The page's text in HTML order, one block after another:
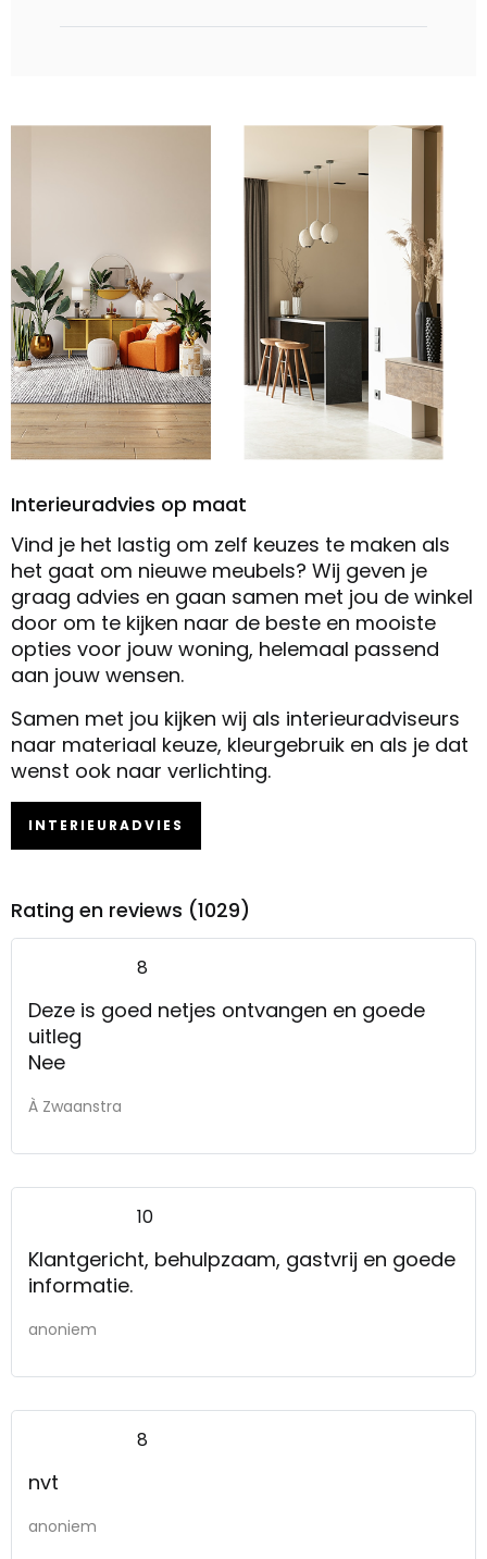
Interieuradvies op maat
Vind je het lastig om zelf keuzes te maken als
het gaat om nieuwe meubels? Wij geven je
graag advies en gaan samen met jou de winkel
door om te kijken naar de beste en mooiste
opties voor jouw woning, helemaal passend
aan jouw wensen.
Samen met jou kijken wij als interieuradviseurs
naar materiaal keuze, kleurgebruik en als je dat
wenst ook naar verlichting.
INTERIEURADVIES
Rating en reviews (1029)
8
Deze is goed netjes ontvangen en goede
uitleg
Nee
À Zwaanstra
10
Klantgericht, behulpzaam, gastvrij en goede
informatie.
anoniem
8
nvt
anoniem